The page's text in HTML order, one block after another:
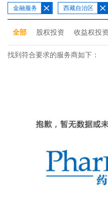
金融服务 西藏自治区
全部 股权投资 收益权投资
找到符合要求的服务商如下：